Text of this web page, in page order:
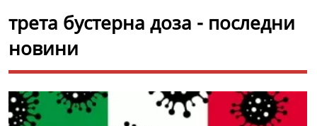
трета бустерна доза - последни
новини